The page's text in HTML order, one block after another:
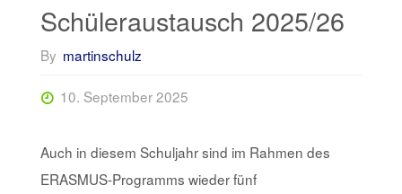
Schüleraustausch 2025/26
By martinschulz
10. September 2025
Auch in diesem Schuljahr sind im Rahmen des
ERASMUS-Programms wieder fünf